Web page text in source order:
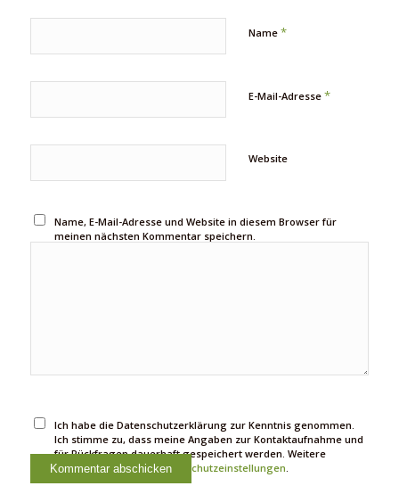
Name *
E-Mail-Adresse *
Website
Name, E-Mail-Adresse und Website in diesem Browser für
meinen nächsten Kommentar speichern.
Ich habe die Datenschutzerklärung zur Kenntnis genommen.
Ich stimme zu, dass meine Angaben zur Kontaktaufnahme und
für Rückfragen dauerhaft gespeichert werden. Weitere
Informationen unterDatenschutzeinstellungen